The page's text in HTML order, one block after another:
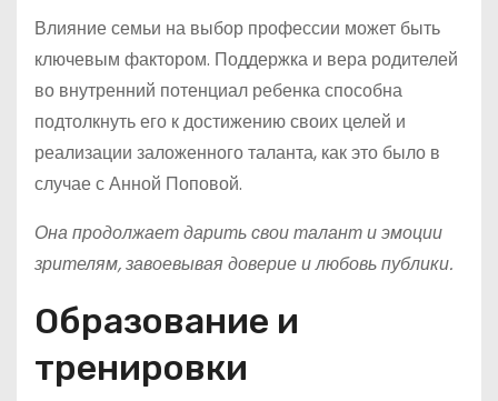
Влияние семьи на выбор профессии может быть
ключевым фактором. Поддержка и вера родителей
во внутренний потенциал ребенка способна
подтолкнуть его к достижению своих целей и
реализации заложенного таланта, как это было в
случае с Анной Поповой.
Она продолжает дарить свои талант и эмоции
зрителям, завоевывая доверие и любовь публики.
Образование и
тренировки